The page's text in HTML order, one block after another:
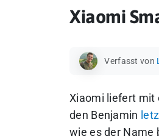
Xiaomi
Verfasst von
Xiaomi liefert mit
den Benjamin
wie es der Name